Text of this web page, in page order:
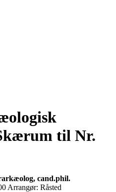
til Nr.
cand.phil.
Arrangør: Råsted